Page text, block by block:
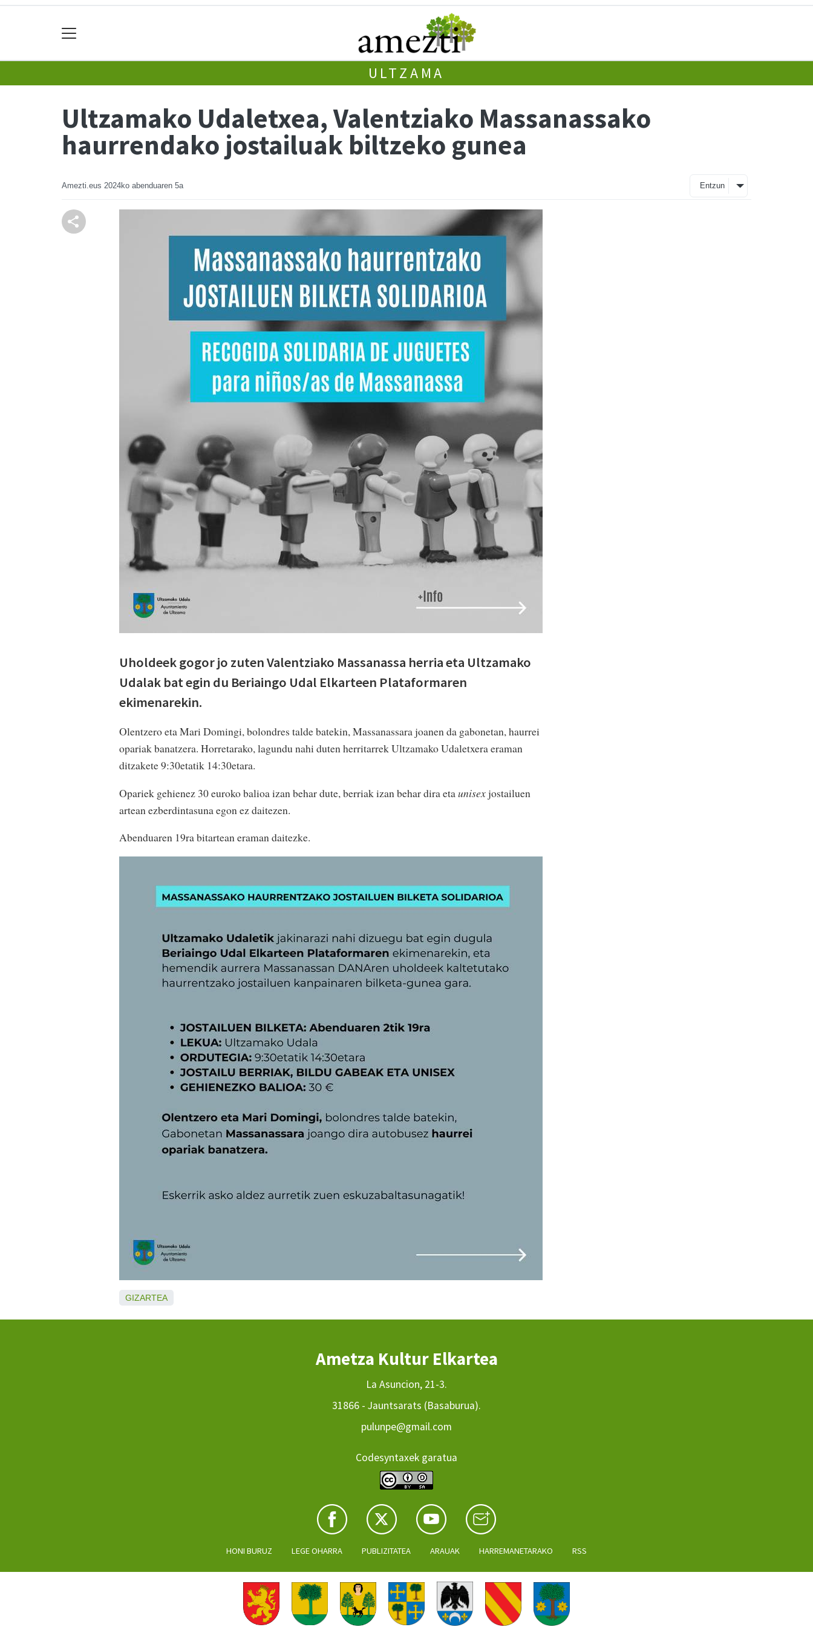
ULTZAMA
Ultzamako Udaletxea, Valentziako Massanassako
haurrendako jostailuak biltzeko gunea
Amezti.eus 2024ko abenduaren 5a Entzun
Uholdeek gogor jo zuten Valentziako Massanassa herria eta Ultzamako
Udalak bat egin du Beriaingo Udal Elkarteen Plataformaren
ekimenarekin.
Olentzero eta Mari Domingi, bolondres talde batekin, Massanassara joanen da gabonetan, haurrei
opariak banatzera. Horretarako, lagundu nahi duten herritarrek Ultzamako Udaletxera eraman
ditzakete 9:30etatik 14:30etara.
Opariek gehienez 30 euroko balioa izan behar dute, berriak izan behar dira etaunisexjostailuen
artean ezberdintasuna egon ez daitezen.
Abenduaren 19ra bitartean eraman daitezke.
GIZARTEA
Ametza Kultur Elkartea
La Asuncion, 21-3.
31866 - Jauntsarats (Basaburua).
pulunpe@gmail.com
Codesyntaxek garatua
HONI BURUZ LEGE OHARRA PUBLIZITATEA ARAUAK HARREMANETARAKO RSS